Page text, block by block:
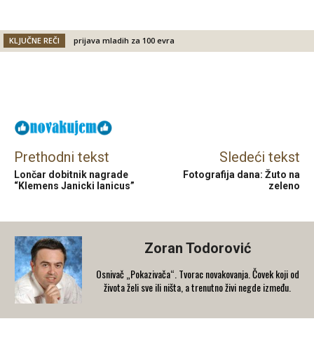
KLJUČNE REČI prijava mladih za 100 evra
Prethodni tekst
Lončar dobitnik nagrade
“Klemens Janicki Ianicus”
Sledeći tekst
Fotografija dana: Žuto na
zeleno
Zoran Todorović
Osnivač „Pokazivača“. Tvorac novakovanja. Čovek koji od
života želi sve ili ništa, a trenutno živi negde između.